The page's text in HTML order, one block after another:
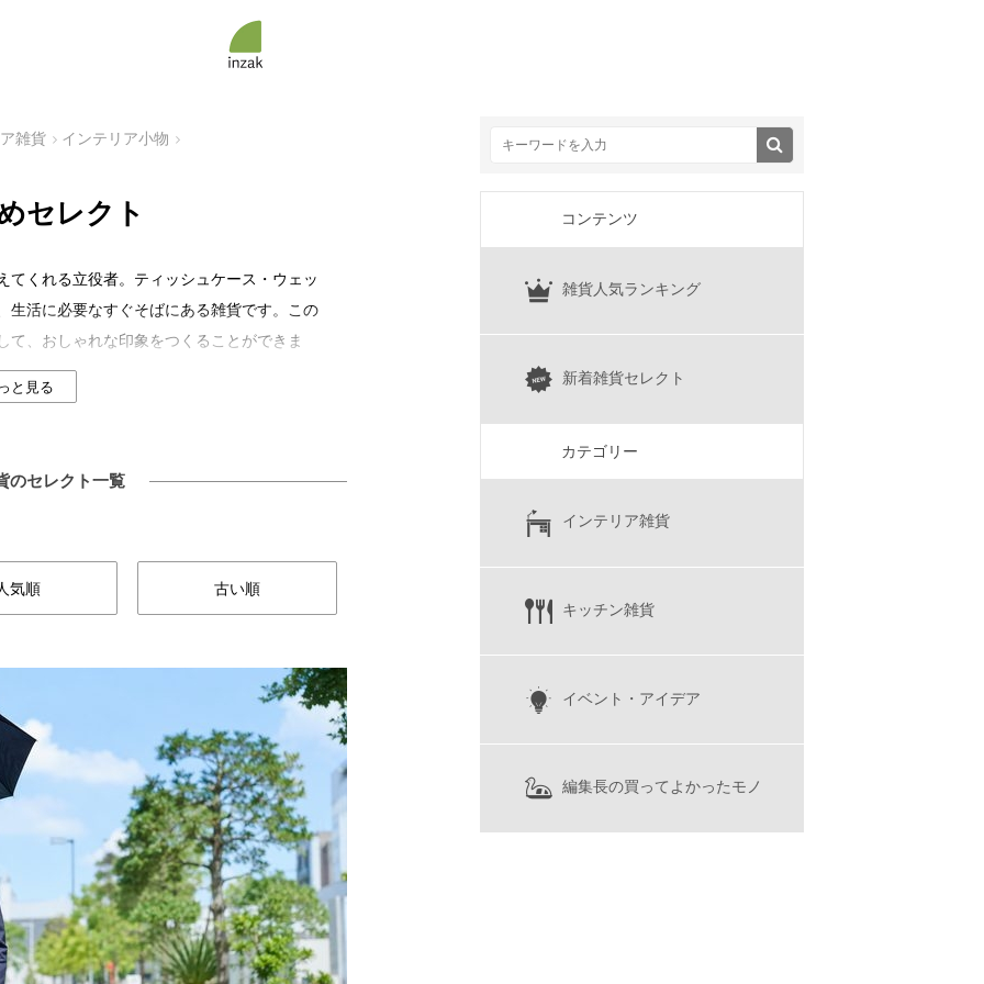
雑貨 インテリア小物
セレクト
くれる立役者。ティッシュケース・ウェッ
生活に必要なすぐそばにある雑貨です。この
、おしゃれな印象をつくることができま
を一覧にして紹介しています。
と見る
のセレクト一覧
気順 古い順
コンテンツ
雑貨人気ランキング
新着雑貨セレクト
カテゴリー
インテリア雑貨
キッチン雑貨
イベント・アイデア
編集長の買ってよかったモノ